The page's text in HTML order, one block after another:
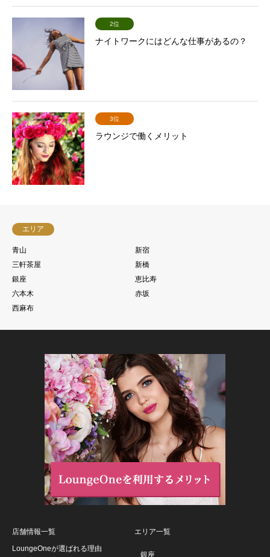
2位
ナイトワークにはどんな仕事があるの？
3位
ラウンジで働くメリット
エリア
青山
新宿
三軒茶屋
新橋
銀座
恵比寿
六本木
赤坂
西麻布
店舗情報一覧
LoungeOneが選ばれる理由
エリア一覧
銀座